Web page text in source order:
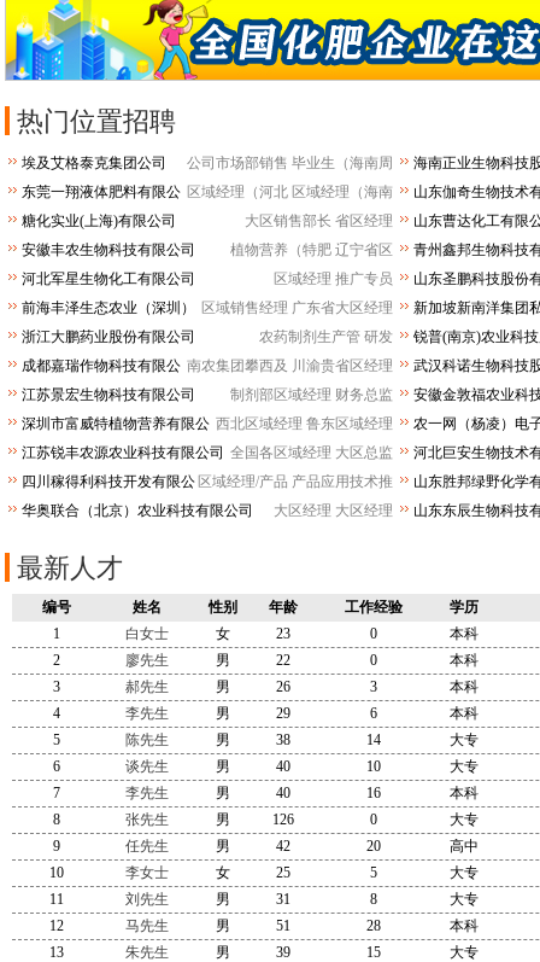
热门位置招聘
公司市场部销售 毕业生（海南周
埃及艾格泰克集团公司
区域经理（河北 区域经理（海南
东莞一翔液体肥料有限公
司
大区销售部长 省区经理
糖化实业(上海)有限公司
植物营养（特肥 辽宁省区
安徽丰农生物科技有限公司
区域经理 推广专员
河北军星生物化工有限公司
区域销售经理 广东省大区经理
前海丰泽生态农业（深圳）
有限公司
农药制剂生产管 研发
浙江大鹏药业股份有限公司
南农集团攀西及 川渝贵省区经理
成都嘉瑞作物科技有限公
司
制剂部区域经理 财务总监
江苏景宏生物科技有限公司
西北区域经理 鲁东区域经理
深圳市富威特植物营养有限公
司
全国各区域经理 大区总监
江苏锐丰农源农业科技有限公司
区域经理/产品 产品应用技术推
四川稼得利科技开发有限公
司
大区经理 大区经理
华奥联合（北京）农业科技有限公司
海南正业生物科技
司山东伽奇生物技术
山东曹达化工有限
青州鑫邦生物科技
司山东圣鹏科技股份
新加坡新南洋集团
公司
锐普(南京)农业科
司武汉科诺生物科技
安徽金敦福农业科
司农一网（杨凌）电
公司
河北巨安生物技术
山东胜邦绿野化学
司山东东辰生物科技
最新人才
编号 姓名 性别 年龄 工作经验
学历
1
白女士 女 23 0
本科
2
廖先生 男 22 0
本科
3
郝先生 男 26 3
本科
4
李先生 男 29 6
本科
5
陈先生 男 38 14
大专
6
谈先生 男 40 10
大专
7
李先生 男 40 16
本科
8
张先生 男 126 0
大专
9
任先生 男 42 20
高中
10
李女士 女 25 5
大专
11
刘先生 男 31 8
大专
12
马先生 男 51 28
本科
13
朱先生 男 39 15 大专